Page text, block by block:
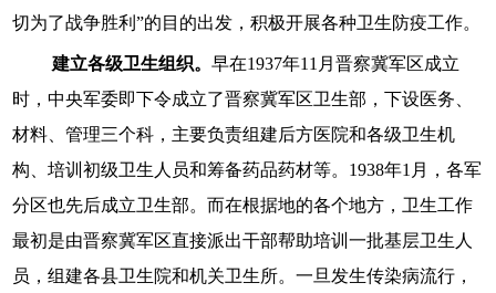
切为了战争胜利”的目的出发，积极开展各种卫生防疫工作。
建立各级卫生组织。早在1937年11月晋察冀军区成立
时，中央军委即下令成立了晋察冀军区卫生部，下设医务、
材料、管理三个科，主要负责组建后方医院和各级卫生机
构、培训初级卫生人员和筹备药品药材等。1938年1月，各军
分区也先后成立卫生部。而在根据地的各个地方，卫生工作
最初是由晋察冀军区直接派出干部帮助培训一批基层卫生人
员，组建各县卫生院和机关卫生所。一旦发生传染病流行，